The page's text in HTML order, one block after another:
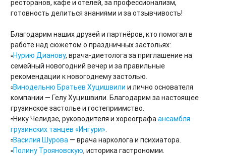
ресторанов, кафе и отелей, за профессионализм,
готовность делиться знаниями и за отзывчивость!
Благодарим наших друзей и партнёров,кто помогал в
работе над сюжетом о праздничных застольях:
▫️Нурию Дианову, врача-диетолога за приглашение на
семейный новогодний вечер и за правильные
рекомендации к новогоднему застолью.
▫️Винодельню Братьев Хуцишвили и лично основателя
компании — Гелу Хуцишвили. Благодарим за настоящее
грузинское застолье и гостеприимство.
▫️Нику Челидзе, руководителя и хореографаансамбля
грузинских танцев «Ингури».
▫️Василия Шурова — врача нарколога и психиатора.
▫️Полину Трояновскую, историка гастрономии.